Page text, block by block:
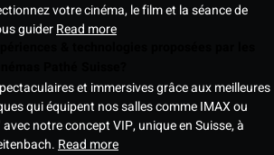
votre cinéma, le film et la séance de
guiderRead more
et immersives grâce aux meilleures
qui équipent nos salles comme IMAX ou
notre concept VIP, unique en Suisse, à
Read more